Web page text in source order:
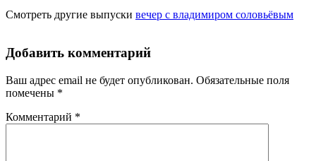
Смотреть другие выпуски вечер с владимиром соловьёвым
Добавить комментарий
Ваш адрес email не будет опубликован. Обязательные поля
помечены *
Комментарий *